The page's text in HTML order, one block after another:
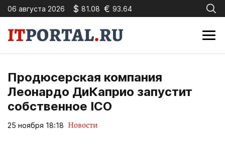
06 августа 2026 $ 81.08 € 93.64
Продюсерская компания
Леонардо ДиКаприо запустит
собственное ICO
25 ноября 18:18 Новости